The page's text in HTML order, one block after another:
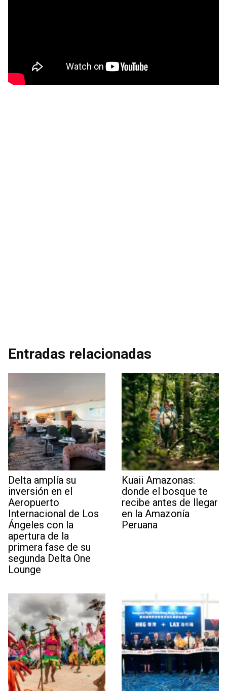
Entradas relacionadas
Delta amplía su
inversión en el
Aeropuerto
Internacional de Los
Ángeles con la
apertura de la
primera fase de su
segunda Delta One
Lounge
Kuaii Amazonas:
donde el bosque te
recibe antes de llegar
en la Amazonía
Peruana